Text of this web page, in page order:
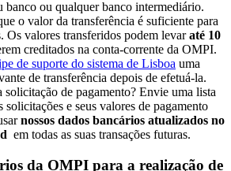
banco ou qualquer banco intermediário.
o valor da transferência é suficiente para
Os valores transferidos podem levaraté 10
creditados na conta-corrente da OMPI.
de suporte do sistema de Lisboa uma
de transferência depois de efetuá-la.
solicitação de pagamento? Envie uma lista
solicitações e seus valores de pagamento
nossos dados bancários atualizados no
em todas as suas transações futuras.
da OMPI para a realização de